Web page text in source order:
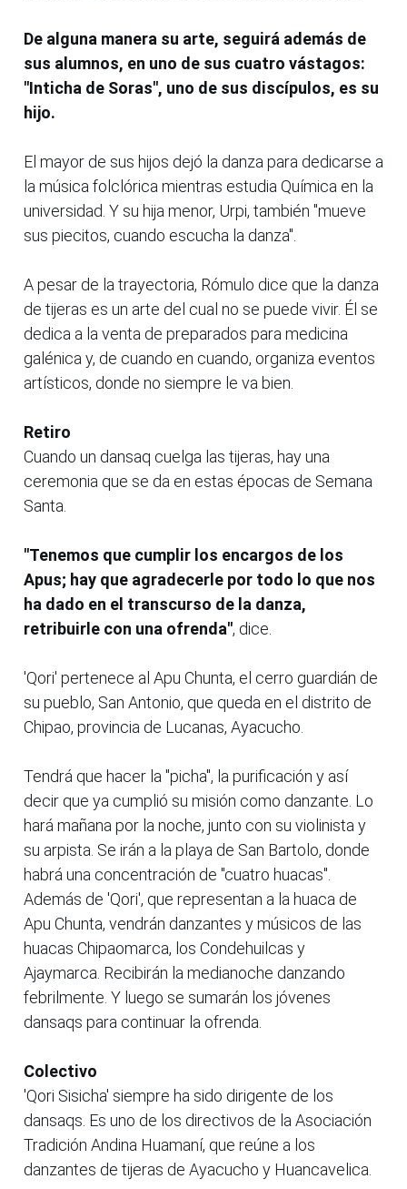
De alguna manera su arte, seguirá además de
sus alumnos, en uno de sus cuatro vástagos:
"Inticha de Soras", uno de sus discípulos, es su
hijo.
El mayor de sus hijos dejó la danza para dedicarse a
la música folclórica mientras estudia Química en la
universidad. Y su hija menor, Urpi, también "mueve
sus piecitos, cuando escucha la danza".
A pesar de la trayectoria, Rómulo dice que la danza
de tijeras es un arte del cual no se puede vivir. Él se
dedica a la venta de preparados para medicina
galénica y, de cuando en cuando, organiza eventos
artísticos, donde no siempre le va bien.
Retiro
Cuando un dansaq cuelga las tijeras, hay una
ceremonia que se da en estas épocas de Semana
Santa.
"Tenemos que cumplir los encargos de los
Apus; hay que agradecerle por todo lo que nos
ha dado en el transcurso de la danza,
retribuirle con una ofrenda", dice.
'Qori' pertenece al Apu Chunta, el cerro guardián de
su pueblo, San Antonio, que queda en el distrito de
Chipao, provincia de Lucanas, Ayacucho.
Tendrá que hacer la "picha", la purificación y así
decir que ya cumplió su misión como danzante. Lo
hará mañana por la noche, junto con su violinista y
su arpista. Se irán a la playa de San Bartolo, donde
habrá una concentración de "cuatro huacas".
Además de 'Qori', que representan a la huaca de
Apu Chunta, vendrán danzantes y músicos de las
huacas Chipaomarca, los Condehuilcas y
Ajaymarca. Recibirán la medianoche danzando
febrilmente. Y luego se sumarán los jóvenes
dansaqs para continuar la ofrenda.
Colectivo
'Qori Sisicha' siempre ha sido dirigente de los
dansaqs. Es uno de los directivos de la Asociación
Tradición Andina Huamaní, que reúne a los
danzantes de tijeras de Ayacucho y Huancavelica.